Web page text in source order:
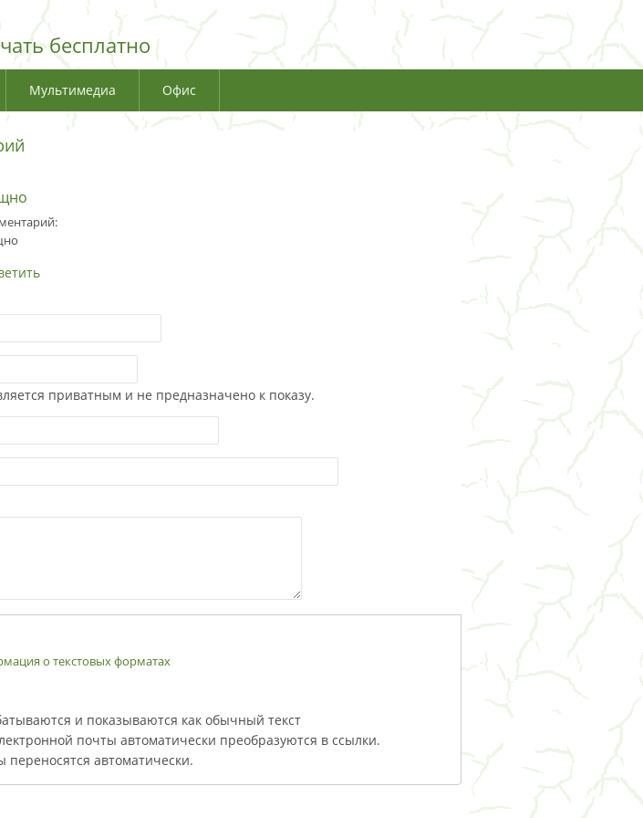
бесплатно
Мультимедиа Офис
приватным и не предназначено к показу.
о текстовых форматах
и показываются как обычный текст
почты автоматически преобразуются в ссылки.
переносятся автоматически.